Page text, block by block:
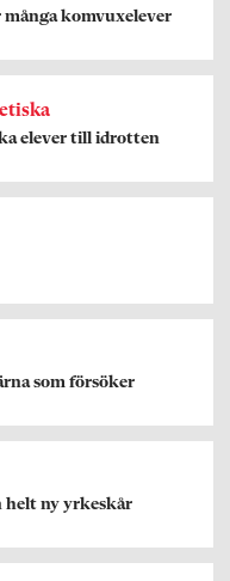
komvuxelever
elever till idrotten
som försöker
helt ny yrkeskår